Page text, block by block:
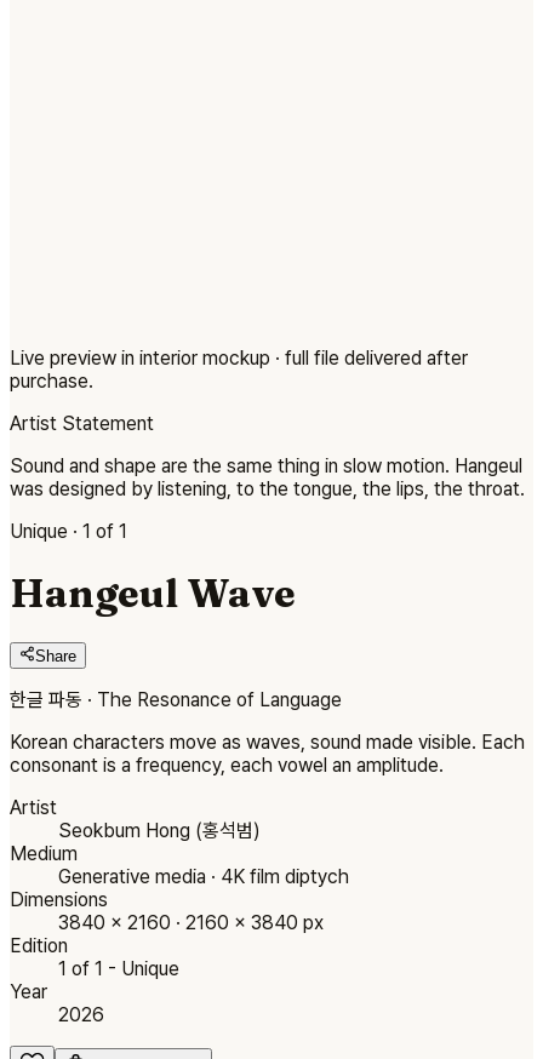
Live preview in interior mockup · full file delivered after
purchase.
Artist Statement
Sound and shape are the same thing in slow motion. Hangeul
was designed by listening, to the tongue, the lips, the throat.
Unique · 1 of 1
Hangeul Wave
Share
한글 파동 · The Resonance of Language
Korean characters move as waves, sound made visible. Each
consonant is a frequency, each vowel an amplitude.
Artist
Seokbum Hong (홍석범)
Medium
Generative media · 4K film diptych
Dimensions
3840 × 2160 · 2160 × 3840 px
Edition
1 of 1 - Unique
Year
2026